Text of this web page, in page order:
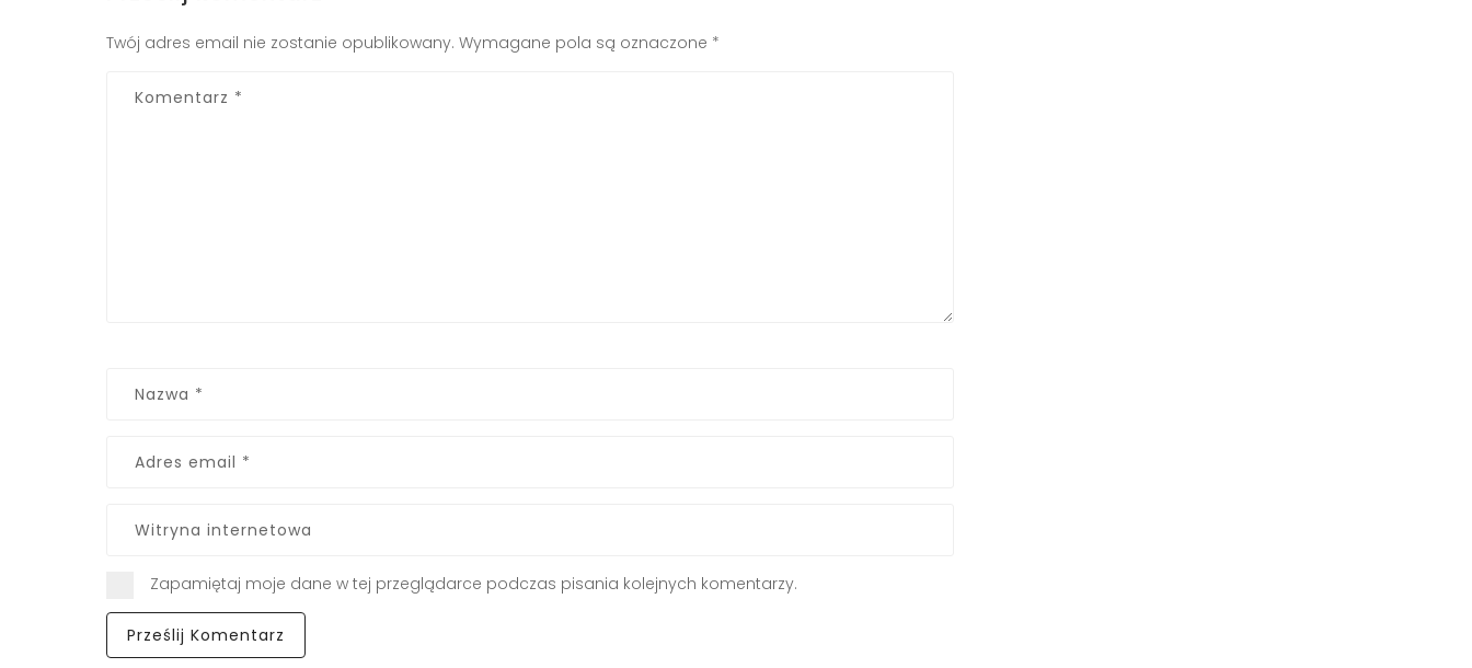
Twój adres email nie zostanie opublikowany. Wymagane pola są oznaczone *
Zapamiętaj moje dane w tej przeglądarce podczas pisania kolejnych komentarzy.